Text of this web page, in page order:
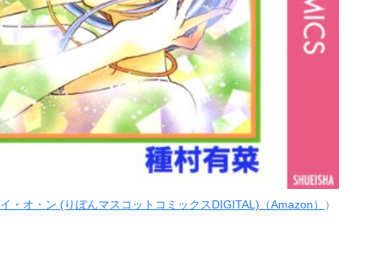
イ・オ・ン (りぼんマスコットコミックスDIGITAL)（Amazon） ）